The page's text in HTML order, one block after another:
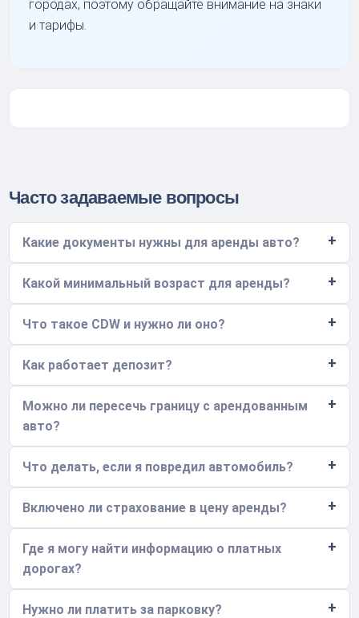
городах, поэтому обращайте внимание на знаки
и тарифы.
Часто задаваемые вопросы
Какие документы нужны для аренды авто?
Какой минимальный возраст для аренды?
Что такое CDW и нужно ли оно?
Как работает депозит?
Можно ли пересечь границу с арендованным
авто?
Что делать, если я повредил автомобиль?
Включено ли страхование в цену аренды?
Где я могу найти информацию о платных
дорогах?
Нужно ли платить за парковку?